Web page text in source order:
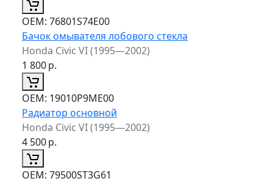
ОЕМ: 76801S74E00
Бачок омывателя лобового стекла
Honda Civic VI (1995—2002)
1 800р.
ОЕМ: 19010P9ME00
Радиатор основной
Honda Civic VI (1995—2002)
4 500р.
ОЕМ: 79500ST3G61